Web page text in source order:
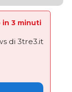
in 3 minuti
di 3tre3.it